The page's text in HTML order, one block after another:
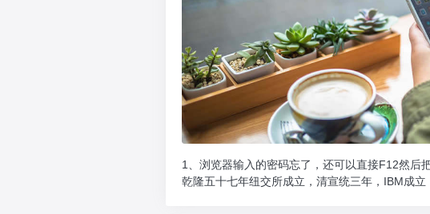
1、浏览器输入的密码忘了，还可以直接F12然后
乾隆五十七年纽交所成立，清宣统三年，IBM成